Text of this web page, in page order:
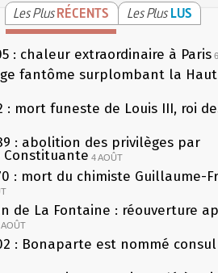
Les PlusRÉCENTS Les Plus LUS
: chaleur extraordinaire à Paris
fantôme surplombant la
: mort funeste de Louis III, roi
: abolition des privilèges par
Constituante 4 AOÛT
: mort du chimiste Guillaume-
de La Fontaine : réouverture
AOÛT
: Bonaparte est nommé